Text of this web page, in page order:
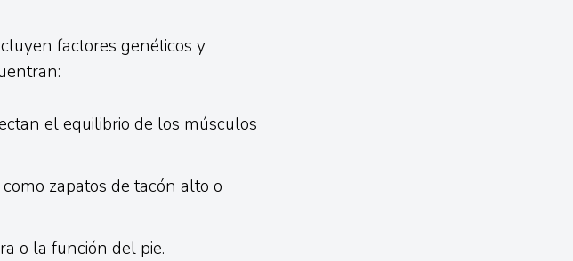
factores genéticos y
el equilibrio de los músculos
zapatos de tacón alto o
o la función del pie.